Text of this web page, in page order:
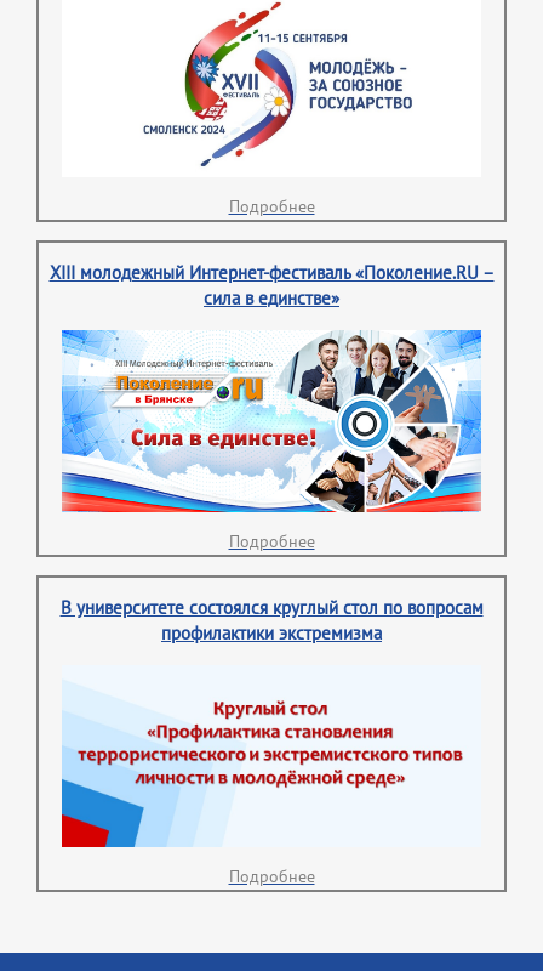
Подробнее
XIII молодежный Интернет-фестиваль «Поколение.RU –
сила в единстве»
Подробнее
В университете состоялся круглый стол по вопросам
профилактики экстремизма
Подробнее